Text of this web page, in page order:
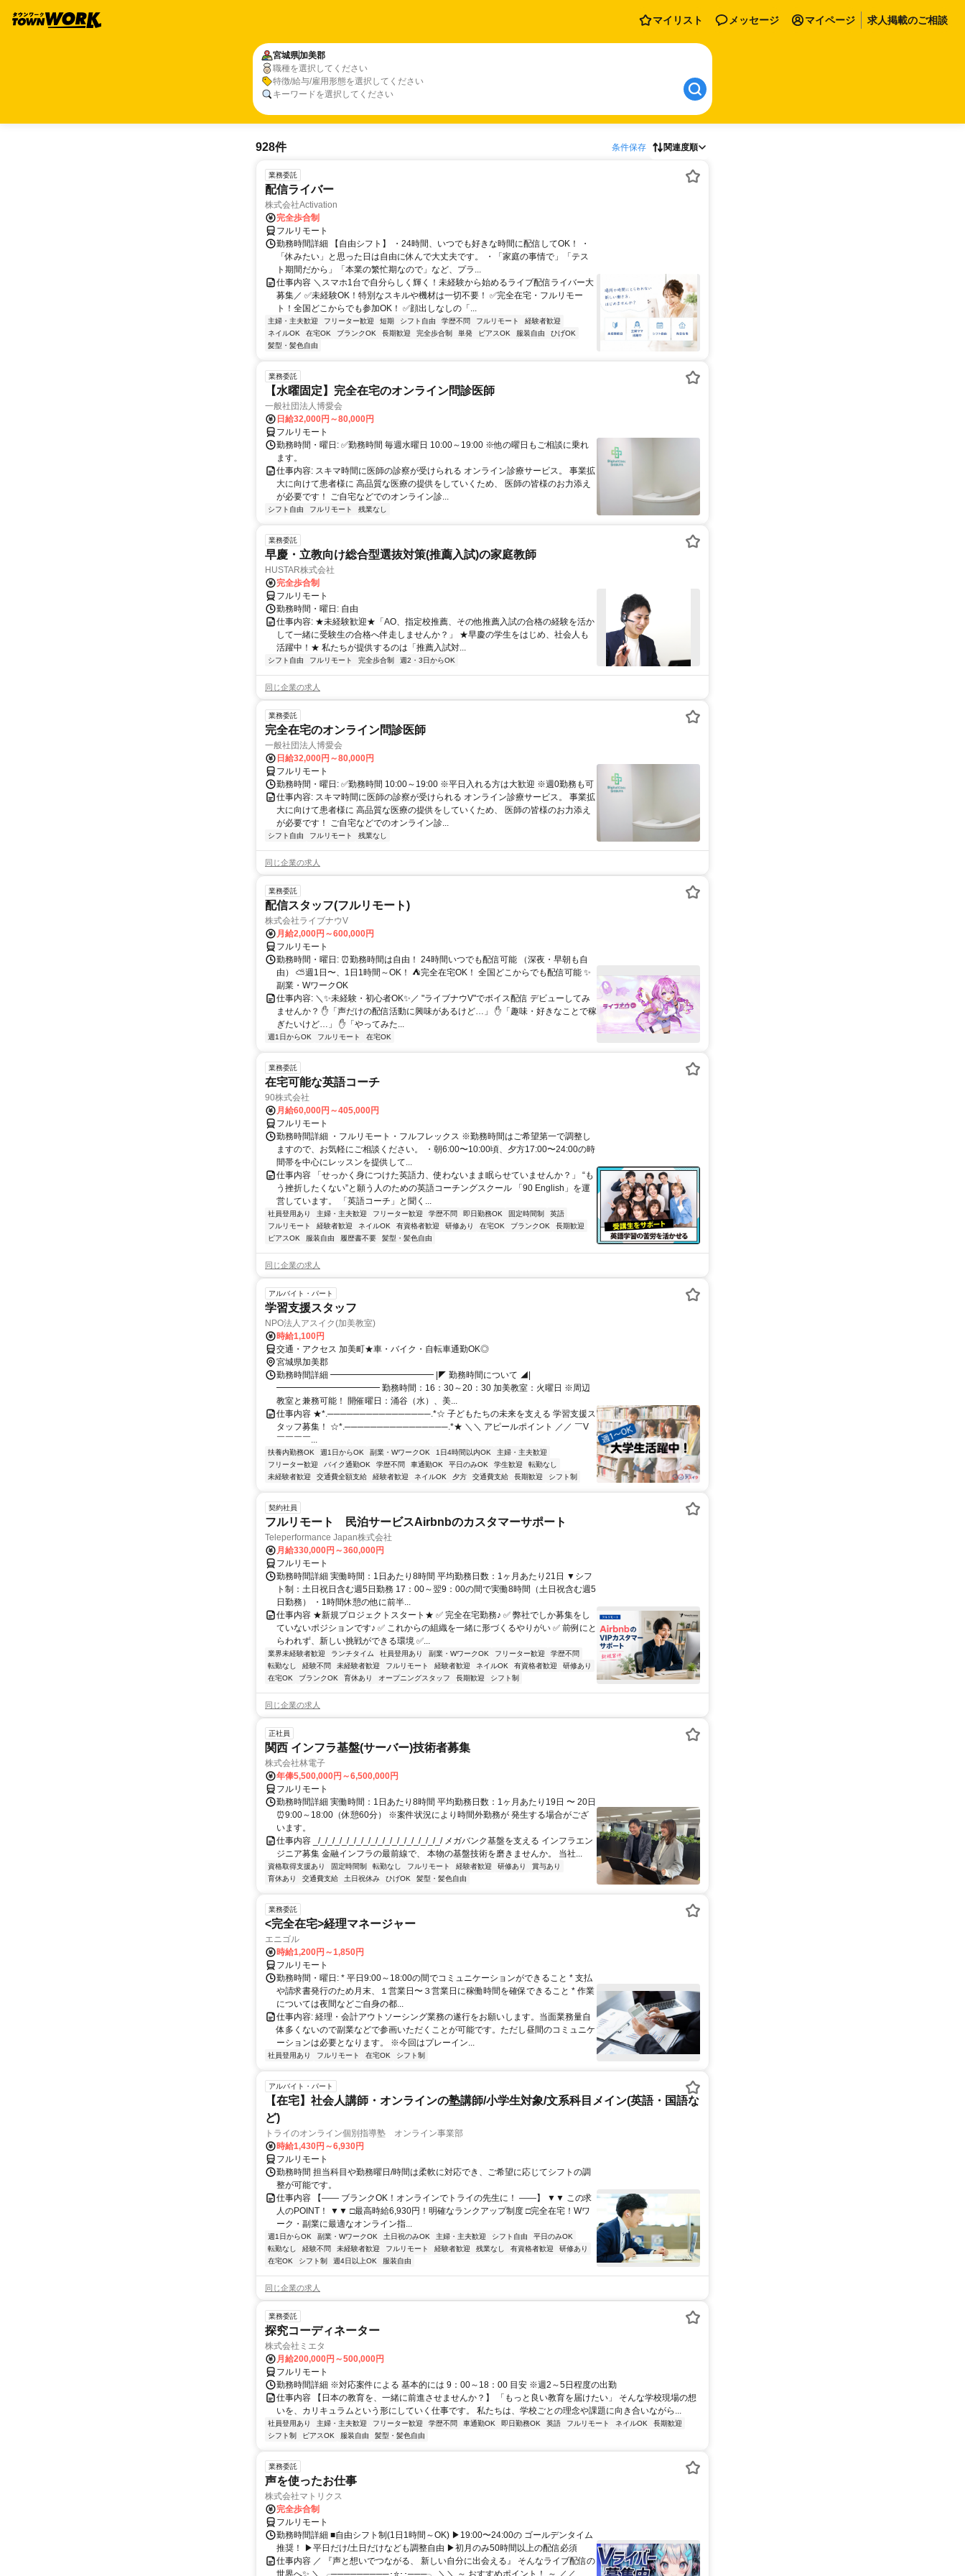
マイリスト メッセージ マイページ 求人掲載のご相談
宮城県加美郡
職種を選択してください
特徴/給与/雇用形態を選択してください
キーワードを選択してください
928件 条件保存 関連度順
業務委託
配信ライバー
株式会社Activation
完全歩合制
フルリモート
勤務時間詳細 【自由シフト】 ・24時間、いつでも好きな時間に配信してOK！ ・
「休みたい」と思った日は自由に休んで大丈夫です。 ・「家庭の事情で」「テス
ト期間だから」「本業の繁忙期なので」など、プラ...
仕事内容 ＼スマホ1台で自分らしく輝く！未経験から始めるライブ配信ライバー大
募集／ ✅未経験OK！特別なスキルや機材は一切不要！ ✅完全在宅・フルリモー
ト！全国どこからでも参加OK！ ✅顔出しなしの「...
主婦・主夫歓迎 フリーター歓迎 短期 シフト自由 学歴不問 フルリモート
経験者歓迎
ネイルOK
在宅OK ブランクOK 長期歓迎 完全歩合制 単発 ピアスOK 服装自由
ひげOK
髪型・髪色自由
業務委託
【水曜固定】完全在宅のオンライン問診医師
一般社団法人博愛会
日給32,000円～80,000円
フルリモート
勤務時間・曜日: ✅勤務時間 毎週水曜日 10:00～19:00 ※他の曜日もご相談に乗れ
ます。
仕事内容: スキマ時間に医師の診察が受けられる オンライン診療サービス。 事業拡
大に向けて患者様に 高品質な医療の提供をしていくため、 医師の皆様のお力添え
が必要です！ ご自宅などでのオンライン診...
シフト自由 フルリモート 残業なし
業務委託
早慶・立教向け総合型選抜対策(推薦入試)の家庭教師
HUSTAR株式会社
完全歩合制
フルリモート
勤務時間・曜日: 自由
仕事内容: ★未経験歓迎★「AO、指定校推薦、その他推薦入試の合格の経験を活か
して一緒に受験生の合格へ伴走しませんか？」 ★早慶の学生をはじめ、社会人も
活躍中！★ 私たちが提供するのは「推薦入試対...
シフト自由 フルリモート 完全歩合制 週2・3日からOK
同じ企業の求人
業務委託
完全在宅のオンライン問診医師
一般社団法人博愛会
日給32,000円～80,000円
フルリモート
勤務時間・曜日: ✅勤務時間 10:00～19:00 ※平日入れる方は大歓迎 ※週0勤務も可
仕事内容: スキマ時間に医師の診察が受けられる オンライン診療サービス。 事業拡
大に向けて患者様に 高品質な医療の提供をしていくため、 医師の皆様のお力添え
が必要です！ ご自宅などでのオンライン診...
シフト自由 フルリモート 残業なし
同じ企業の求人
業務委託
配信スタッフ(フルリモート)
株式会社ライブナウV
月給2,000円～600,000円
フルリモート
勤務時間・曜日: ⏰勤務時間は自由！ 24時間いつでも配信可能 （深夜・早朝も自
由） ⛅週1日〜、1日1時間～OK！ ⛺完全在宅OK！ 全国どこからでも配信可能 ✨
副業・WワークOK
仕事内容: ＼✨未経験・初心者OK✨／ "ライブナウV"でボイス配信 デビューしてみ
ませんか？ ✋「声だけの配信活動に興味があるけど…」 ✋「趣味・好きなことで稼
ぎたいけど…」 ✋「やってみた...
週1日からOK フルリモート 在宅OK
業務委託
在宅可能な英語コーチ
90株式会社
月給60,000円～405,000円
フルリモート
勤務時間詳細 ・フルリモート・フルフレックス ※勤務時間はご希望第一で調整し
ますので、お気軽にご相談ください。 ・朝6:00〜10:00頃、夕方17:00〜24:00の時
間帯を中心にレッスンを提供して...
仕事内容 「せっかく身につけた英語力、使わないまま眠らせていませんか？」 “も
う挫折したくない”と願う人のための英語コーチングスクール 「90 English」を運
営しています。 「英語コーチ」と聞く...
社員登用あり 主婦・主夫歓迎 フリーター歓迎 学歴不問 即日勤務OK 固定時間制
英語
フルリモート
経験者歓迎 ネイルOK 有資格者歓迎 研修あり 在宅OK ブランクOK
長期歓迎
ピアスOK
服装自由 履歴書不要 髪型・髪色自由
同じ企業の求人
アルバイト・パート
学習支援スタッフ
NPO法人アスイク(加美教室)
時給1,100円
交通・アクセス 加美町★車・バイク・自転車通勤OK◎
宮城県加美郡
勤務時間詳細 ━━━━━━━━━━━━ |◤ 勤務時間について ◢|
━━━━━━━━━━━━ 勤務時間：16：30～20：30 加美教室：火曜日 ※周辺
教室と兼務可能！ 開催曜日：涌谷（水）、美...
仕事内容 ★*.────────────────.*☆ 子どもたちの未来を支える 学習支援ス
タッフ募集！ ☆*.────────────────.*★ ＼＼ アピールポイント ／／ ￣V
￣￣￣￣...
扶養内勤務OK 週1日からOK 副業・WワークOK 1日4時間以内OK
主婦・主夫歓迎
フリーター歓迎
バイク通勤OK 学歴不問 車通勤OK 平日のみOK 学生歓迎
転勤なし
未経験者歓迎
交通費全額支給 経験者歓迎 ネイルOK 夕方 交通費支給 長期歓迎 シフト制
契約社員
フルリモート 民泊サービスAirbnbのカスタマーサポート
Teleperformance Japan株式会社
月給330,000円～360,000円
フルリモート
勤務時間詳細 実働時間：1日あたり8時間 平均勤務日数：1ヶ月あたり21日 ▼シフ
ト制：土日祝日含む週5日勤務 17：00～翌9：00の間で実働8時間（土日祝含む週5
日勤務） ・1時間休憩の他に前半...
仕事内容 ★新規プロジェクトスタート★ ✅ 完全在宅勤務♪ ✅ 弊社でしか募集をし
ていないポジションです♪ ✅ これからの組織を一緒に形づくるやりがい ✅ 前例にと
らわれず、新しい挑戦ができる環境 ✅...
業界未経験者歓迎 ランチタイム 社員登用あり 副業・WワークOK フリーター歓迎
学歴不問
転勤なし
経験不問 未経験者歓迎 フルリモート 経験者歓迎 ネイルOK 有資格者歓迎
研修あり
在宅OK
ブランクOK 育休あり オープニングスタッフ 長期歓迎 シフト制
同じ企業の求人
正社員
関西 インフラ基盤(サーバー)技術者募集
株式会社林電子
年俸5,500,000円～6,500,000円
フルリモート
勤務時間詳細 実働時間：1日あたり8時間 平均勤務日数：1ヶ月あたり19日 〜 20日
⏰9:00～18:00（休憩60分） ※案件状況により時間外勤務が 発生する場合がござ
います。
仕事内容 _/_/_/_/_/_/_/_/_/_/_/_/_/_/_/_/_/_/ メガバンク基盤を支える インフラエン
ジニア募集 金融インフラの最前線で、 本物の基盤技術を磨きませんか。 当社...
資格取得支援あり 固定時間制 転勤なし フルリモート 経験者歓迎 研修あり
賞与あり
育休あり
交通費支給 土日祝休み ひげOK 髪型・髪色自由
業務委託
<完全在宅>経理マネージャー
エニゴル
時給1,200円～1,850円
フルリモート
勤務時間・曜日: * 平日9:00～18:00の間でコミュニケーションができること * 支払
や請求書発行のため月末、１営業日〜３営業日に稼働時間を確保できること * 作業
については夜間などご自身の都...
仕事内容: 経理・会計アウトソーシング業務の遂行をお願いします。当面業務量自
体多くないので副業などで参画いただくことが可能です。ただし昼間のコミュニケ
ーションは必要となります。 ※今回はプレーイン...
社員登用あり フルリモート 在宅OK シフト制
アルバイト・パート
【在宅】社会人講師・オンラインの塾講師/小学生対象/文系科目メイン(英語・国語な
ど)
トライのオンライン個別指導塾 オンライン事業部
時給1,430円～6,930円
フルリモート
勤務時間 担当科目や勤務曜日/時間は柔軟に対応でき、ご希望に応じてシフトの調
整が可能です。
仕事内容 【―― ブランクOK！オンラインでトライの先生に！ ――】 ▼▼ この求
人のPOINT！ ▼▼ □最高時給6,930円！明確なランクアップ制度 □完全在宅！Wワ
ーク・副業に最適なオンライン指...
週1日からOK 副業・WワークOK 土日祝のみOK 主婦・主夫歓迎 シフト自由
平日のみOK
転勤なし
経験不問 未経験者歓迎 フルリモート 経験者歓迎 残業なし 有資格者歓迎
研修あり
在宅OK
シフト制 週4日以上OK 服装自由
同じ企業の求人
業務委託
探究コーディネーター
株式会社ミエタ
月給200,000円～500,000円
フルリモート
勤務時間詳細 ※対応案件による 基本的には 9：00～18：00 目安 ※週2～5日程度の出勤
仕事内容 【日本の教育を、一緒に前進させませんか？】 「もっと良い教育を届けたい」 そんな学校現場の想
いを、カリキュラムという形にしていく仕事です。 私たちは、学校ごとの理念や課題に向き合いながら...
社員登用あり 主婦・主夫歓迎 フリーター歓迎 学歴不問 車通勤OK 即日勤務OK 英語 フルリモート ネイルOK
長期歓迎
シフト制
ピアスOK 服装自由 髪型・髪色自由
業務委託
声を使ったお仕事
株式会社マトリクス
完全歩合制
フルリモート
勤務時間詳細 ■自由シフト制(1日1時間～OK) ▶19:00〜24:00の ゴールデンタイム
推奨！ ▶平日だけ/土日だけなども調整自由 ▶初月のみ50時間以上の配信必須
仕事内容 ／ 『声と想いでつながる、 新しい自分に出会える』 そんなライブ配信の
世界へ✨ ＼ ╭─────────･⭐･･───╮ ＼＼ ～ おすすめポイント！ ～ ／／